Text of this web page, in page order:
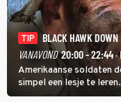
TIP
BLACK HAWK DOWN
VANAVOND 20:00 - 22:44·
Amerikaanse soldaten
simpel een lesje te
verloopt in Black Hawk